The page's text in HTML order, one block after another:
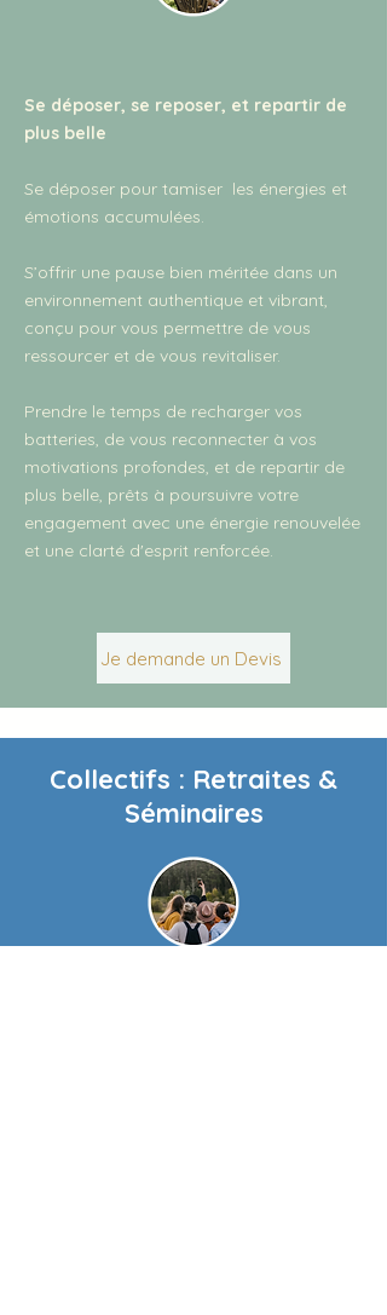
Se déposer, se reposer, et repartir de
plus belle
Se déposer pour tamiser les énergies et
émotions accumulées.
S’offrir une pause bien méritée dans un
environnement authentique et vibrant,
conçu pour vous permettre de vous
ressourcer et de vous revitaliser.
Prendre le temps de recharger vos
batteries, de vous reconnecter à vos
motivations profondes, et de repartir de
plus belle, prêts à poursuivre votre
engagement avec une énergie renouvelée
et une clarté d'esprit renforcée.
Je demande un Devis
Collectifs : Retraites &
Séminaires